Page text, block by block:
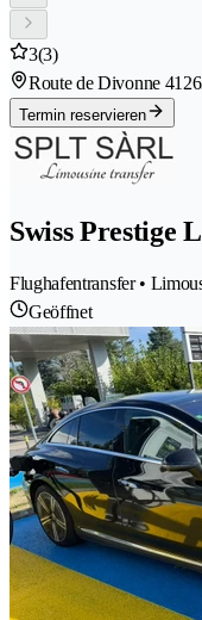
3(3)
Route de Divonne 4
Termin reservieren
Swiss Prestige
Flughafentransfer •
Geöffnet